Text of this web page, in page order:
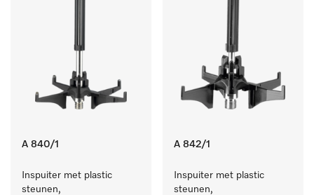
A 840/1
Inspuiter met plastic
steunen,
A 842/1
Inspuiter met plastic
steunen,